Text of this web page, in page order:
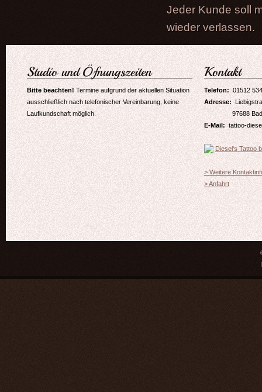
Jeder Kunde soll
wieder verlassen.
Studio und Öfnungszeiten
Bitte beachten! Termine aufgrund der aktuellen Situation
ausschließlich nach telefonischer Vereinbarung, keine
Laufkundschaft möglich.
Kontakt
Telefon: 01512
Adresse:
97688
E-Mail: tattoo-
Diesel's Tattoo
> Weitere
> Anfahrt